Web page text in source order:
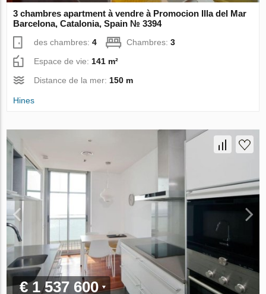
3 chambres apartment à vendre à Promocion Illa del Mar
Barcelona, Catalonia, Spain № 3394
des chambres:4 Chambres:3
Espace de vie: 141 m²
Distance de la mer: 150 m
Hines
€ 1 537 600